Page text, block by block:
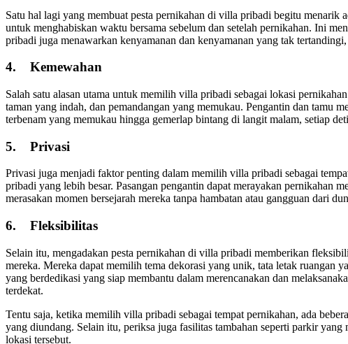
Satu hal lagi yang membuat pesta pernikahan di villa pribadi begitu menarik
untuk menghabiskan waktu bersama sebelum dan setelah pernikahan. Ini
pribadi juga menawarkan kenyamanan dan kenyamanan yang tak
4. Kemewahan
Salah satu alasan utama untuk memilih villa pribadi sebagai lokasi
taman yang indah, dan pemandangan yang memukau. Pengantin dan tamu
terbenam yang memukau hingga gemerlap bintang di langit malam, setiap
5. Privasi
Privasi juga menjadi faktor penting dalam memilih villa pribadi sebagai
pribadi yang lebih besar. Pasangan pengantin dapat merayakan pernikahan
merasakan momen bersejarah mereka tanpa hambatan atau gangguan dari
6. Fleksibilitas
Selain itu, mengadakan pesta pernikahan di villa pribadi memberikan
mereka. Mereka dapat memilih tema dekorasi yang unik, tata letak
yang berdedikasi yang siap membantu dalam merencanakan dan
terdekat.
Tentu saja, ketika memilih villa pribadi sebagai tempat pernikahan, ada
yang diundang. Selain itu, periksa juga fasilitas tambahan seperti parkir
lokasi tersebut.